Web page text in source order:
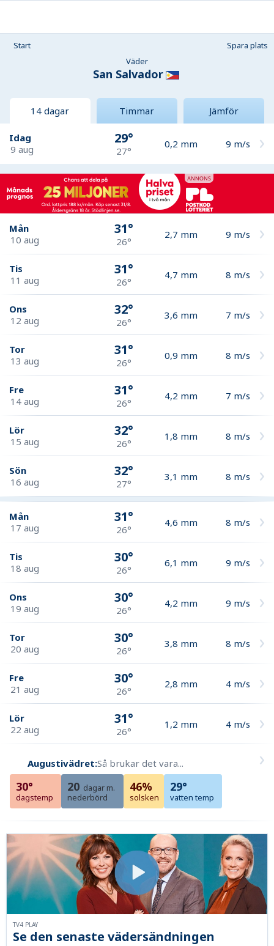
Start
Spara plats
Väder
San Salvador
14 dagar Timmar Jämför
Idag
9 aug
29°
27°
0,2 mm 9 m/s
Mån
10 aug
31°
26°
2,7 mm 9 m/s
Tis
11 aug
31°
26°
4,7 mm 8 m/s
Ons
12 aug
32°
26°
3,6 mm 7 m/s
Tor
13 aug
31°
26°
0,9 mm 8 m/s
Fre
14 aug
31°
26°
4,2 mm 7 m/s
Lör
15 aug
32°
26°
1,8 mm 8 m/s
Sön
16 aug
32°
27°
3,1 mm 8 m/s
Mån
17 aug
31°
26°
4,6 mm 8 m/s
Tis
18 aug
30°
26°
6,1 mm 9 m/s
Ons
19 aug
30°
26°
4,2 mm 9 m/s
Tor
20 aug
30°
26°
3,8 mm 8 m/s
Fre
21 aug
30°
26°
2,8 mm 4 m/s
Lör
22 aug
31°
26°
1,2 mm 4 m/s
Augustivädret:Så brukar det vara...
30°
dagstemp
20 dagar m.
nederbörd
46%
solsken
29°
vatten temp
Se den senaste vädersändningen
TV4 PLAY